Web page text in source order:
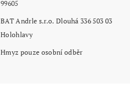
99605
BAT Andrle s.r.o. Dlouhá 336 503 03
Holohlavy
Hmyz pouze osobní odběr